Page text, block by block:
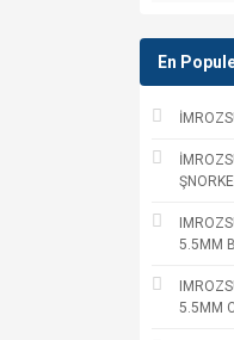
En
5.5MM
5.5MM